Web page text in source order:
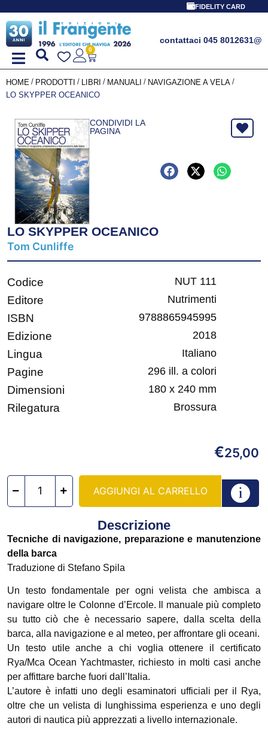
FIDELITY CARD
contattaci 045 8012631@
0
HOME / PRODOTTI / LIBRI / MANUALI / NAVIGAZIONE A VELA /
LO SKYPPER OCEANICO
CONDIVIDI LA
PAGINA
LO SKYPPER OCEANICO
Tom Cunliffe
Codice NUT 111
Editore Nutrimenti
ISBN 9788865945995
Edizione 2018
Lingua Italiano
Pagine 296 ill. a colori
Dimensioni 180 x 240 mm
Rilegatura Brossura
€25,00
AGGIUNGI AL CARRELLO
Descrizione
Tecniche di navigazione, preparazione e manutenzione
della barca
Traduzione di Stefano Spila
Un testo fondamentale per ogni velista che ambisca a
navigare oltre le Colonne d’Ercole. Il manuale più completo
su tutto ciò che è necessario sapere, dalla scelta della
barca, alla navigazione e al meteo, per affrontare gli oceani.
Un testo utile anche a chi voglia ottenere il certificato
Rya/Mca Ocean Yachtmaster, richiesto in molti casi anche
per affittare barche fuori dall’Italia.
L’autore è infatti uno degli esaminatori ufficiali per il Rya,
oltre che un velista di lunghissima esperienza e uno degli
autori di nautica più apprezzati a livello internazionale.